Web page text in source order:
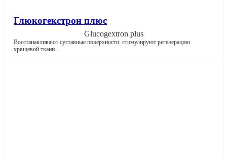
Глюкогекстрон плюс
Glucogextron plus
Восстанавливают суставные поверхности: стимулируют регенерацию
хрящевой ткани…